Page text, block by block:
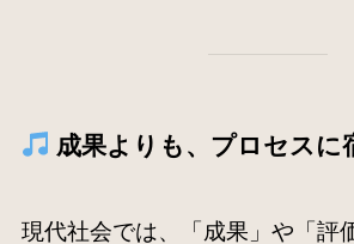
成果よりも、プロセスに
現代社会では、「成果」や「評